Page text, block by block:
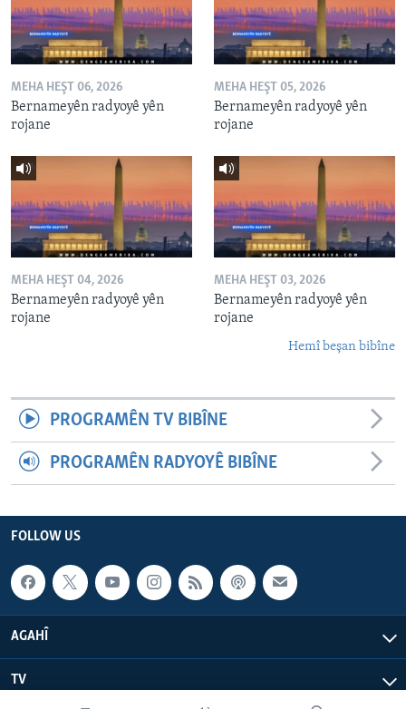
MEHA HEŞT 06, 2026
Bernameyên radyoyê yên
rojane
MEHA HEŞT 05, 2026
Bernameyên radyoyê yên
rojane
MEHA HEŞT 04, 2026
Bernameyên radyoyê yên
rojane
MEHA HEŞT 03, 2026
Bernameyên radyoyê yên
rojane
Hemî beşan bibîne
PROGRAMÊN TV BIBÎNE
PROGRAMÊN RADYOYÊ BIBÎNE
FOLLOW US
AGAHÎ
TV